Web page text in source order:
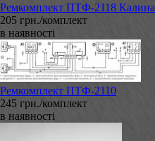
Ремкомплект ПТФ-2118 Калина
205 грн./комплект
в наявності
Ремкомплект ПТФ-2110
245 грн./комплект
в наявності